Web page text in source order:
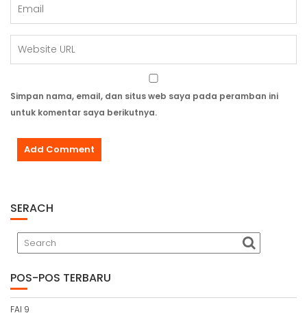
Simpan nama, email, dan situs web saya pada peramban ini
untuk komentar saya berikutnya.
SERACH
POS-POS TERBARU
FAI 9